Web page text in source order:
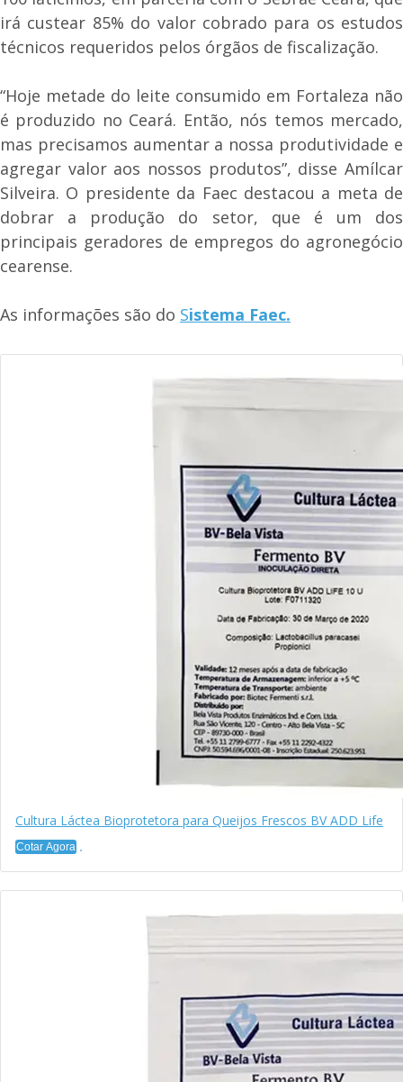
irá custear 85% do valor cobrado para os estudos
técnicos requeridos pelos órgãos de fiscalização.
“Hoje metade do leite consumido em Fortaleza não
é produzido no Ceará. Então, nós temos mercado,
mas precisamos aumentar a nossa produtividade e
agregar valor aos nossos produtos”, disse Amílcar
Silveira. O presidente da Faec destacou a meta de
dobrar a produção do setor, que é um dos
principais geradores de empregos do agronegócio
cearense.
As informações são do Sistema Faec.
Cultura Láctea Bioprotetora para Queijos Frescos BV ADD Life
Cotar Agora